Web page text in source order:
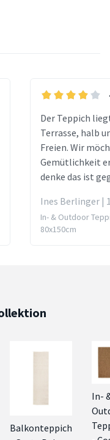
Der Teppich
Terrasse, halb
Freien. Wir
Gemütlichkeit
denke das ist
Ines Berlinger |
In- & Outdoor
80x150cm
Balkonteppich
In-